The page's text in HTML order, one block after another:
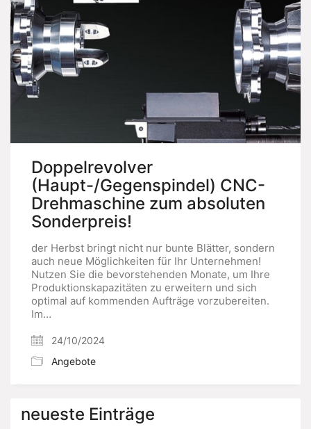
Doppelrevolver
(Haupt-/Gegenspindel) CNC-
Drehmaschine zum absoluten
Sonderpreis!
der Herbst bringt nicht nur bunte Blätter, sondern
auch neue Möglichkeiten für Ihr Unternehmen!
Nutzen Sie die bevorstehenden Monate, um Ihre
Produktionskapazitäten zu erweitern und sich
optimal auf kommenden Aufträge vorzubereiten.
Im…
24/10/2024
Angebote
neueste Einträge